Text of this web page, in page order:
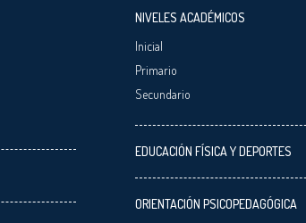
NIVELES ACADÉMICOS
Inicial
Primario
Secundario
EDUCACIÓN FÍSICA Y DEPORTES
ORIENTACIÓN PSICOPEDAGÓGICA